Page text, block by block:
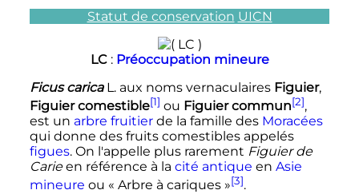
Statut de conservation UICN
LC : Préoccupation mineure
Ficus caricaL. aux noms vernaculaires Figuier,
Figuier comestible[1] ou Figuier commun[2],
est un arbre fruitierde la famille des Moracées
qui donne des fruits comestibles appelés
figues. On l'appelle plus rarement Figuier de
Carieen référence à la cité antique en Asie
mineure ou « Arbre à cariques »[3].